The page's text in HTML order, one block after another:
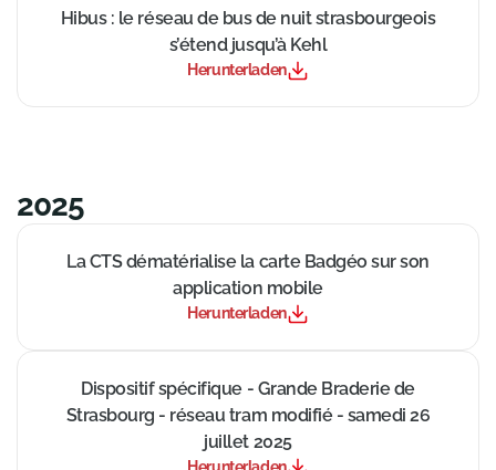
Hibus : le réseau de bus de nuit strasbourgeois
s’étend jusqu’à Kehl
Herunterladen
((Neues Fenster))
2025
La CTS dématérialise la carte Badgéo sur son
application mobile
Herunterladen
((Neues Fenster))
Dispositif spécifique - Grande Braderie de
Strasbourg - réseau tram modifié - samedi 26
juillet 2025
((Neues Fenster))